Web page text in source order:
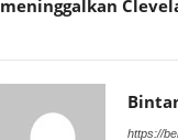
meninggalkan
https://